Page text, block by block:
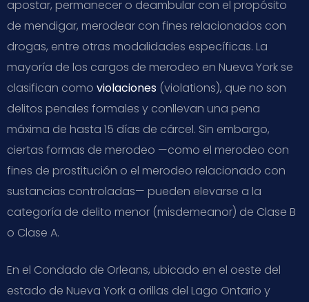
apostar, permanecer o deambular con el propósito
de mendigar, merodear con fines relacionados con
drogas, entre otras modalidades específicas. La
mayoría de los cargos de merodeo en Nueva York se
clasifican como violaciones (violations), que no son
delitos penales formales y conllevan una pena
máxima de hasta 15 días de cárcel. Sin embargo,
ciertas formas de merodeo —como el merodeo con
fines de prostitución o el merodeo relacionado con
sustancias controladas— pueden elevarse a la
categoría de delito menor (misdemeanor) de Clase B
o Clase A.
En el Condado de Orleans, ubicado en el oeste del
estado de Nueva York a orillas del Lago Ontario y